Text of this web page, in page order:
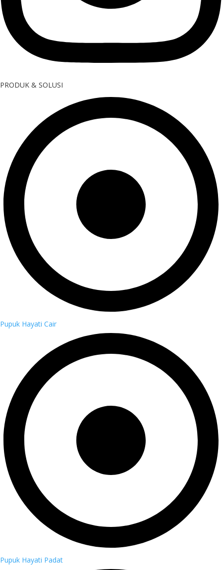
PRODUK & SOLUSI
Pupuk Hayati Cair
Pupuk Hayati Padat